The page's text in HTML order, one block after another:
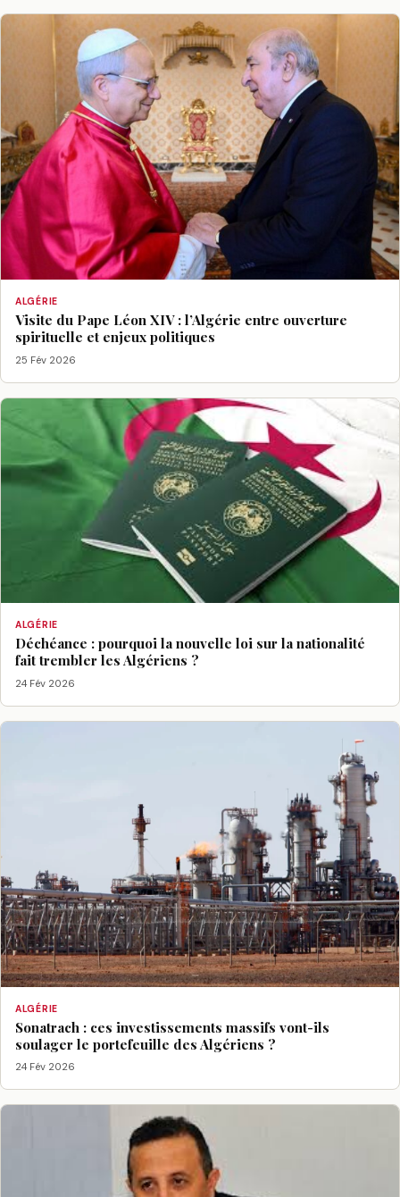
ALGÉRIE
Visite du Pape Léon XIV : l’Algérie entre ouverture
spirituelle et enjeux politiques
25 Fév 2026
ALGÉRIE
Déchéance : pourquoi la nouvelle loi sur la nationalité
fait trembler les Algériens ?
24 Fév 2026
ALGÉRIE
Sonatrach : ces investissements massifs vont-ils
soulager le portefeuille des Algériens ?
24 Fév 2026